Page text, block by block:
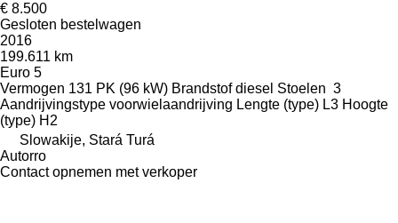
€ 8.500
Gesloten bestelwagen
2016
199.611 km
Euro 5
Vermogen 131 PK (96 kW) Brandstof diesel Stoelen 3
Aandrijvingstype voorwielaandrijving Lengte (type) L3 Hoogte
(type) H2
Slowakije, Stará Turá
Autorro
Contact opnemen met verkoper